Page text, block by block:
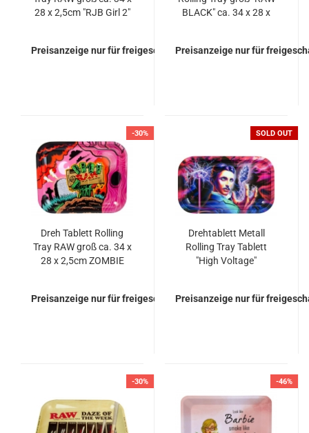
28 x 2,5cm "RJB Girl 2"
Preisanzeige nur für freigeschaltete Kunden
BLACK" ca. 34 x 28 x
Preisanzeige nur für
-30%
Dreh Tablett Rolling
Tray RAW groß ca. 34 x
28 x 2,5cm ZOMBIE
Preisanzeige nur für freigeschaltete Kunden
SOLD OUT
Drehtablett Metall
Rolling Tray Tablett
"High Voltage"
Preisanzeige nur für
-30% -46%